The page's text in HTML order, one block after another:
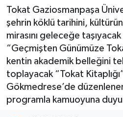
Tokat Gaziosmanpaşa
şehrin köklü tarihini,
mirasını geleceğe
“Geçmişten Günümüze
kentin akademik belleğini
toplayacak “Tokat
Gökmedrese’de
programla kamuoyuna